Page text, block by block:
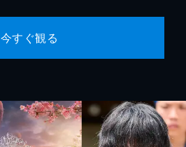
今すぐ観る